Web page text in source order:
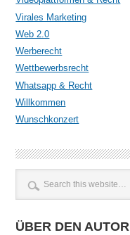
Virales Marketing
Web 2.0
Werberecht
Wettbewerbsrecht
Whatsapp & Recht
Willkommen
Wunschkonzert
ÜBER DEN AUTOR